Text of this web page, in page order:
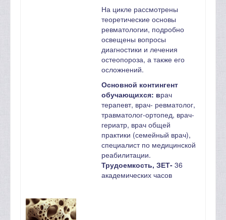
На цикле рассмотрены
теоретические основы
ревматологии, подробно
освещены вопросы
диагностики и лечения
остеопороза, а также его
осложнений.
Основной контингент
обучающихся: врач
терапевт, врач- ревматолог,
травматолог-ортопед, врач-
гериатр, врач общей
практики (семейный врач),
специалист по медицинской
реабилитации.
Трудоемкость, ЗЕТ- 36
академических часов